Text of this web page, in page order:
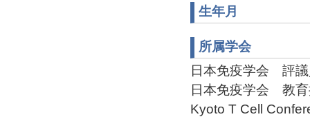
生年月
所属学会
日本免疫学会 評
日本免疫学会 教
Kyoto T Cell